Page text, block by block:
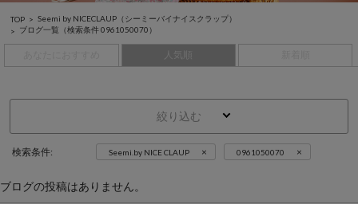
TOP
Seemi by NICECLAUP（シーミーバイナイスクラップ）
ブログ一覧 （検索条件 0961050070）
人気順
絞り込む
検索条件: Seemi.by NICE CLAUP × 0961050070 ×
ブログの投稿はありません。